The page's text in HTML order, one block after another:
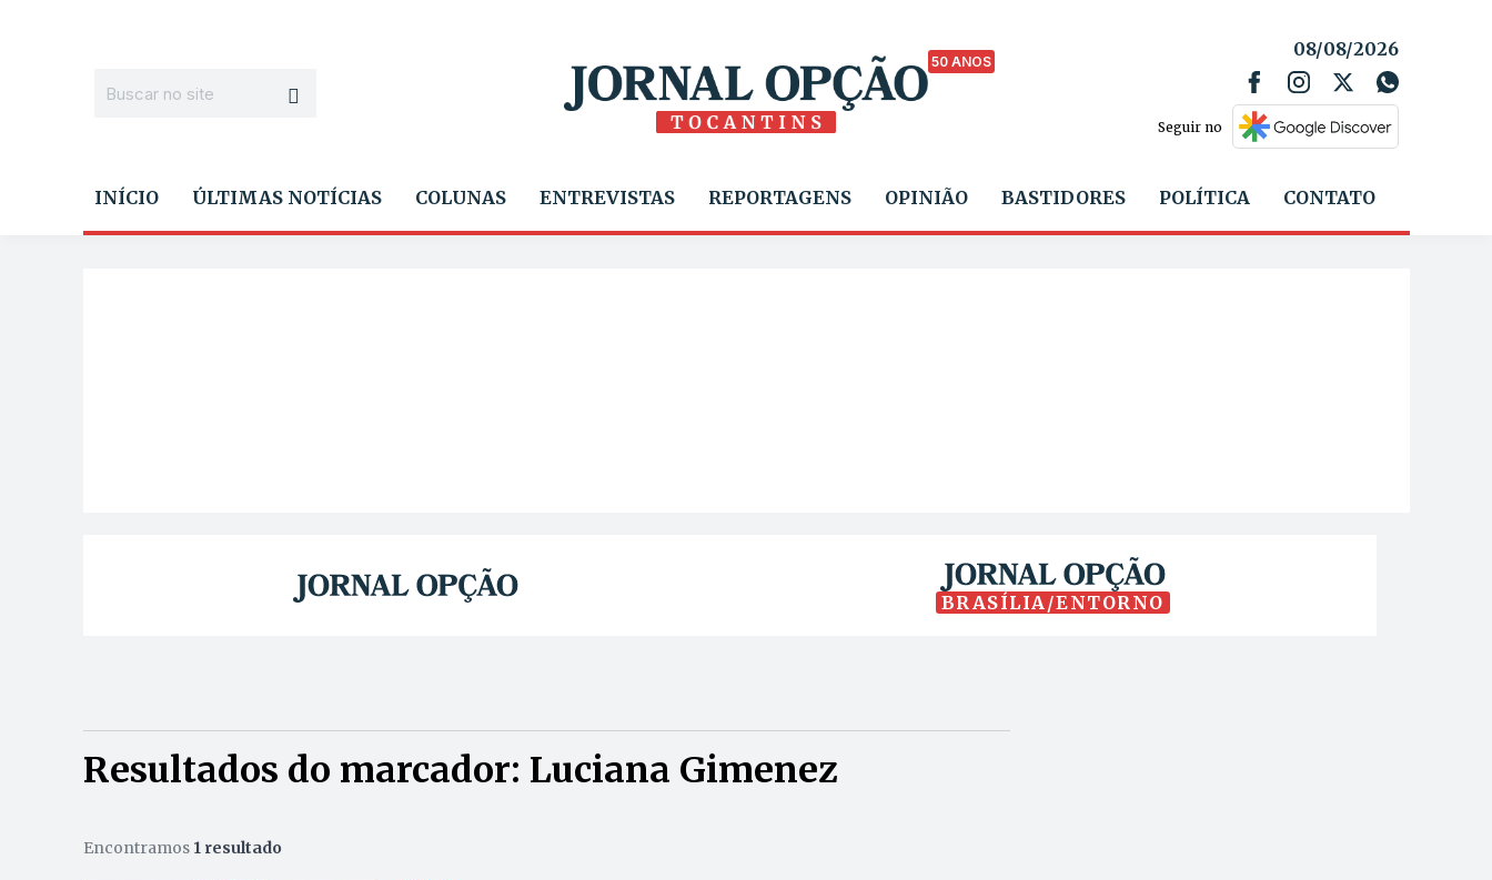
50 ANOS
08/08/2026
Seguir no
INÍCIO ÚLTIMAS NOTÍCIAS COLUNAS ENTREVISTAS REPORTAGENS OPINIÃO BASTIDORES POLÍTICA CONTATO
BRASÍLIA/ENTORNO
Resultados do marcador: Luciana Gimenez
Encontramos 1 resultado